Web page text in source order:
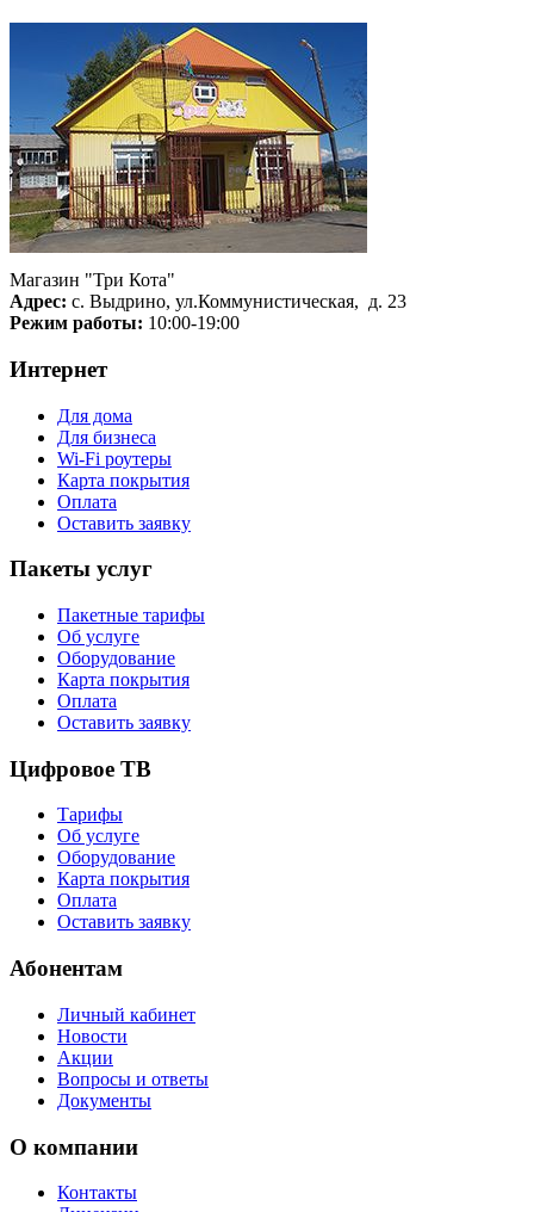
Магазин "Три Кота"
Адрес: с. Выдрино, ул.Коммунистическая, д. 23
Режим работы: 10:00-19:00
Интернет
Для дома
Для бизнеса
Wi-Fi роутеры
Карта покрытия
Оплата
Оставить заявку
Пакеты услуг
Пакетные тарифы
Об услуге
Оборудование
Карта покрытия
Оплата
Оставить заявку
Цифровое ТВ
Тарифы
Об услуге
Оборудование
Карта покрытия
Оплата
Оставить заявку
Абонентам
Личный кабинет
Новости
Акции
Вопросы и ответы
Документы
О компании
Контакты